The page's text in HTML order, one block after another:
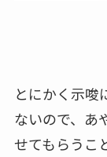
とにかく示唆
ないので、あ
せてもらうこ